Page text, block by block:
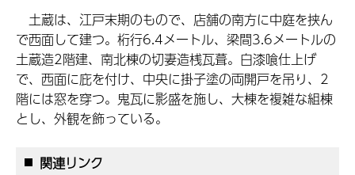
土蔵は、江戸末期のもので、店舗の南方に中庭を挟ん
で西面して建つ。桁行6.4メートル、梁間3.6メートルの
土蔵造2階建、南北棟の切妻造桟瓦葺。白漆喰仕上げ
で、西面に庇を付け、中央に掛子塗の両開戸を吊り、2
階には窓を穿つ。鬼瓦に影盛を施し、大棟を複雑な組棟
とし、外観を飾っている。
関連リンク